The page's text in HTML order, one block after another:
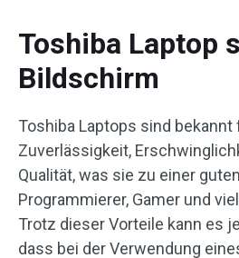
Toshiba Laptop
Bildschirm
Toshiba Laptops sind bekannt
Zuverlässigkeit,
Qualität, was sie zu einer
Programmierer, Gamer und
Trotz dieser Vorteile kann es
dass bei der Verwendung